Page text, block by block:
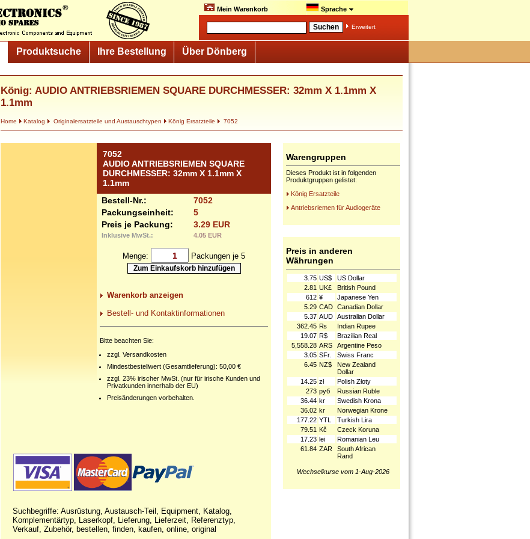
Mein Warenkorb Sprache
Erweitert
Produktsuche Ihre Bestellung Über Dönberg
König: AUDIO ANTRIEBSRIEMEN SQUARE DURCHMESSER: 32mm X 1.1mm X
1.1mm
Home Katalog Originalersatzteile und Austauschtypen König Ersatzteile 7052
7052
AUDIO ANTRIEBSRIEMEN SQUARE
DURCHMESSER: 32mm X 1.1mm X
1.1mm
Bestell-Nr.:
7052
Packungseinheit:
5
Preis je Packung:
3.29 EUR
Inklusive MwSt.: 4.05 EUR
Menge: Packungen je 5
Warenkorb anzeigen
Bestell- und Kontaktinformationen
Bitte beachten Sie:
zzgl. Versandkosten
Mindestbestellwert (Gesamtlieferung): 50,00 €
zzgl. 23% irischer MwSt. (nur für irische Kunden und
Privatkunden innerhalb der EU)
Preisänderungen vorbehalten.
Suchbegriffe: Ausrüstung, Austausch-Teil, Equipment, Katalog,
Komplementärtyp, Laserkopf, Lieferung, Lieferzeit, Referenztyp,
Verkauf, Zubehör, bestellen, finden, kaufen, online, original
Warengruppen
Dieses Produkt ist in folgenden
Produktgruppen gelistet:
König Ersatzteile
Antriebsriemen für Audiogeräte
Preis in anderen
Währungen
3.75 US$
US Dollar
2.81 UK£
British Pound
612 ¥
Japanese Yen
5.29 CAD Canadian Dollar
5.37 AUD Australian Dollar
362.45 ₨
Indian Rupee
19.07 R$
Brazilian Real
5,558.28 ARS
Argentine Peso
3.05 SFr.
Swiss Franc
6.45 NZ$
New Zealand
Dollar
14.25 zł
Polish Złoty
273 руб
Russian Ruble
36.44 kr
Swedish Krona
36.02 kr
Norwegian Krone
177.22 YTL
Turkish Lira
79.51 Kč
Czeck Koruna
17.23 lei
Romanian Leu
61.84 ZAR
South African
Rand
Wechselkurse vom 1-Aug-2026